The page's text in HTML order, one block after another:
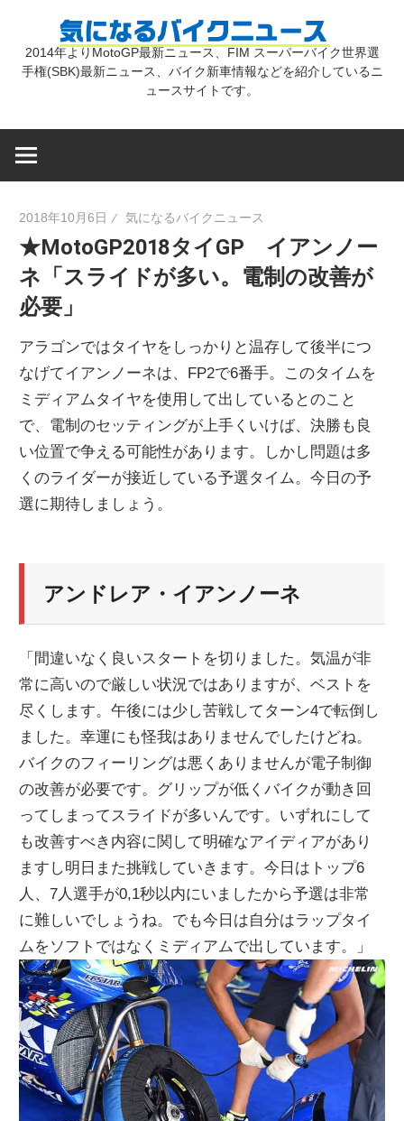
気
バ
ク
ニ
ュ
2014年よりMotoGP最新ニュース、FIM スーパーバイク世界選
手権(SBK)最新ニュース、バイク新車情報などを紹介しているニ
ュースサイトです。
2018年10月6日 気になるバイクニュース
★MotoGP2018タイGP イアンノー
ネ「スライドが多い。電制の改善が
必要」
アラゴンではタイヤをしっかりと温存して後半につ
なげてイアンノーネは、FP2で6番手。このタイムを
ミディアムタイヤを使用して出しているとのこと
で、電制のセッティングが上手くいけば、決勝も良
い位置で争える可能性があります。しかし問題は多
くのライダーが接近している予選タイム。今日の予
選に期待しましょう。
アンドレア・イアンノーネ
「間違いなく良いスタートを切りました。気温が非
常に高いので厳しい状況ではありますが、ベストを
尽くします。午後には少し苦戦してターン4で転倒し
ました。幸運にも怪我はありませんでしたけどね。
バイクのフィーリングは悪くありませんが電子制御
の改善が必要です。グリップが低くバイクが動き回
ってしまってスライドが多いんです。いずれにして
も改善すべき内容に関して明確なアイディアがあり
ますし明日また挑戦していきます。今日はトップ6
人、7人選手が0,1秒以内にいましたから予選は非常
に難しいでしょうね。でも今日は自分はラップタイ
ムをソフトではなくミディアムで出しています。」